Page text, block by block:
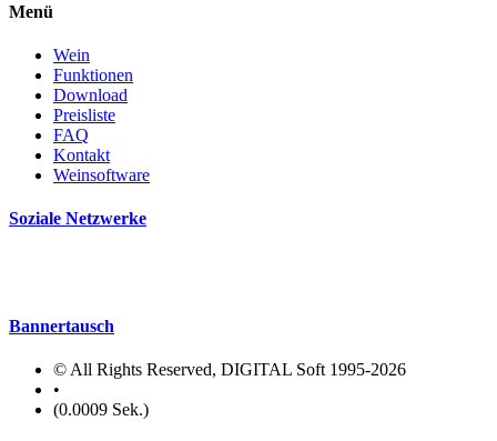
Menü
Wein
Funktionen
Download
Preisliste
FAQ
Kontakt
Weinsoftware
Soziale Netzwerke
Bannertausch
© All Rights Reserved, DIGITAL Soft 1995-2026
•
(0.0009 Sek.)